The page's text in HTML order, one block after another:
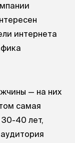
интернета
— на них
самая
40 лет,